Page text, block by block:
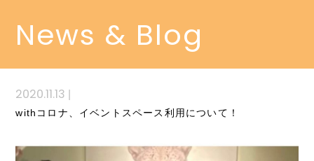
News & Blog
2020.11.13 |
withコロナ、イベントスペース利用について！